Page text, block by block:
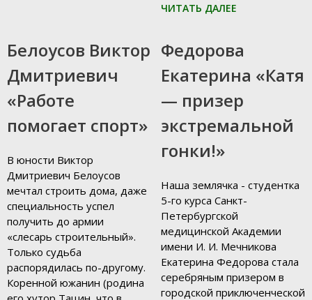
ЧИТАТЬ ДАЛЕЕ
Белоусов Виктор
Дмитриевич
«Работе
помогает спорт»
В юности Виктор
Дмитриевич Белоусов
мечтал строить дома, даже
специальность успел
получить до армии
«слесарь строительный».
Только судьба
распорядилась по-другому.
Коренной южанин (родина
Федорова
Екатерина «Катя
— призер
экстремальной
гонки!»
Наша землячка - студентка
5-го курса Санкт-
Петербургской
медицинской Академии
имени И. И. Мечникова
Екатерина Федорова стала
серебряным призером в
городской приключенческой